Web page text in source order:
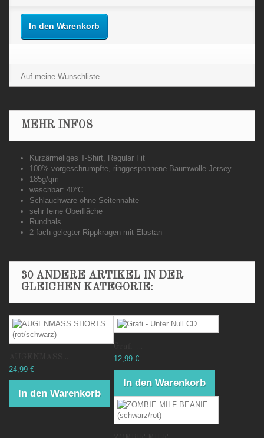
In den Warenkorb
Auf meine Wunschliste
MEHR INFOS
Kurzärmeliges T-Shirt, Regular Fit
100% vorgeschrumpfte, ringgesponnene Baumwolle Jersey
185g/qm
waschbar: 40°C
Schlauchware ohne Seitennähte
sehr feine Oberfläche
Rundhals
2-fach gelegter Rippkragen mit Elastan
30 ANDERE ARTIKEL IN DER
GLEICHEN KATEGORIE:
24,99 €
In den Warenkorb
12,99 €
In den Warenkorb